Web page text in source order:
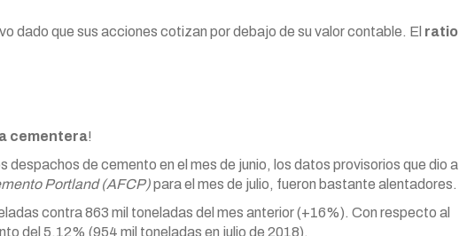
dado que sus acciones cotizan por debajo de su valor contable. El ratio
cementera!
despachos de cemento en el mes de junio, los datos provisorios que dio a
Portland (AFCP)para el mes de julio, fueron bastante alentadores.
contra 863 mil toneladas del mes anterior (+16%). Con respecto al
del 5,12% (954 mil toneladas en julio de 2018).